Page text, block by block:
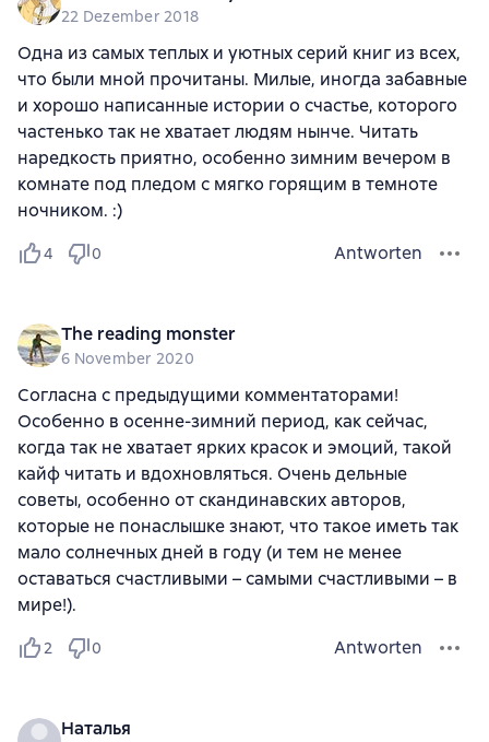
22 Dezember 2018
Одна из самых теплых и уютных серий книг из всех,
что были мной прочитаны. Милые, иногда забавные
и хорошо написанные истории о счастье, которого
частенько так не хватает людям нынче. Читать
наредкость приятно, особенно зимним вечером в
комнате под пледом с мягко горящим в темноте
ночником. :)
4 0 Antworten
The reading monster
6 November 2020
Согласна с предыдущими комментаторами!
Особенно в осенне-зимний период, как сейчас,
когда так не хватает ярких красок и эмоций, такой
кайф читать и вдохновляться. Очень дельные
советы, особенно от скандинавских авторов,
которые не понаслышке знают, что такое иметь так
мало солнечных дней в году (и тем не менее
оставаться счастливыми – самыми счастливыми – в
мире!).
2 0 Antworten
Наталья